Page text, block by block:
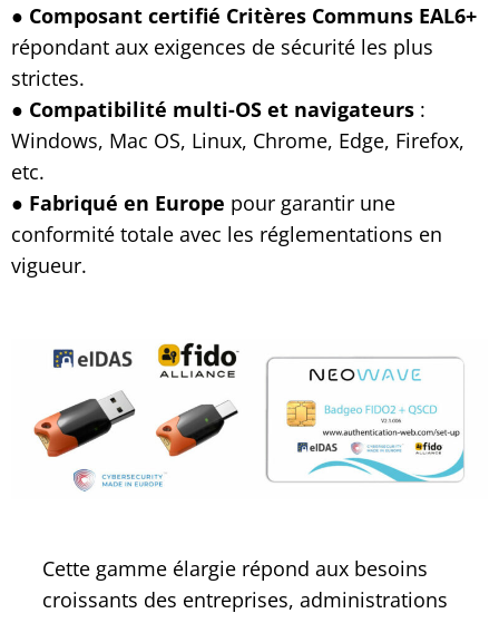
● Composant certifié Critères Communs EAL6+
répondant aux exigences de sécurité les plus
strictes.
● Compatibilité multi-OS et navigateurs :
Windows, Mac OS, Linux, Chrome, Edge, Firefox,
etc.
● Fabriqué en Europe pour garantir une
conformité totale avec les réglementations en
vigueur.
Cette gamme élargie répond aux besoins
croissants des entreprises, administrations